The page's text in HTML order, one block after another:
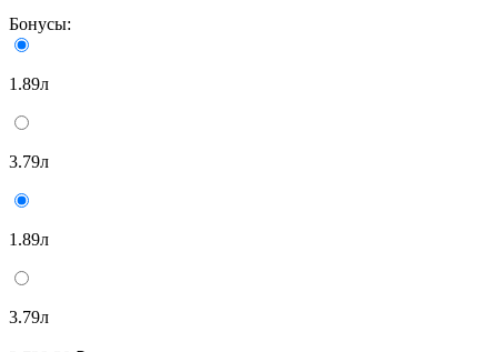
Бонусы:
1.89л
3.79л
1.89л
3.79л